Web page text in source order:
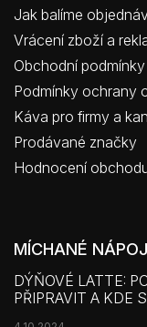
Jak balíme
Vrácení zboží a
Obchodní podmínky
Podmínky ochrany
Káva pro firmy a
Prodávané značky
Hodnocení
MÍCHANÉ
DÝŇOVÉ LATTE:
PŘIPRAVIT A KDE